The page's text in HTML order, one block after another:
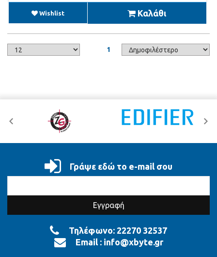
Wishlist Καλάθι
1
Γράψε εδώ το e-mail σου
Τηλέφωνο: 22270 32537
Email : info@xbyte.gr